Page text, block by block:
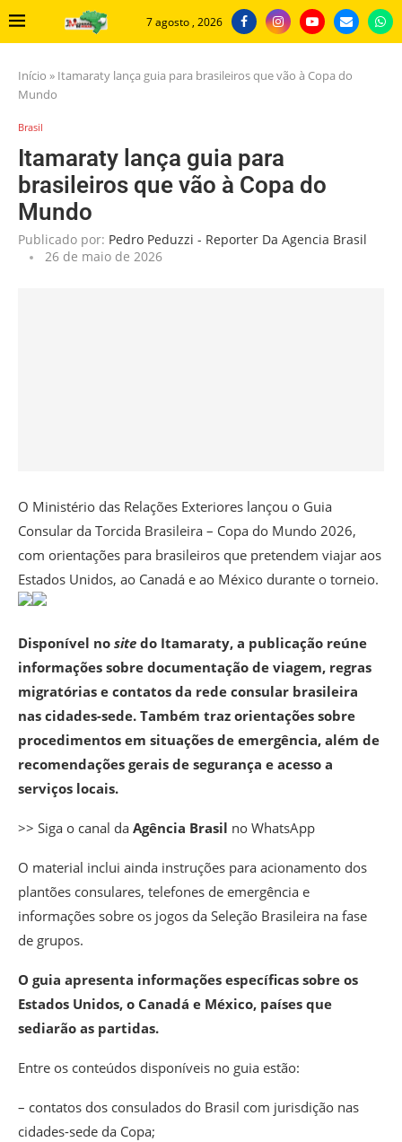
7 agosto , 2026
Início » Itamaraty lança guia para brasileiros que vão à Copa do
Mundo
Brasil
Itamaraty lança guia para
brasileiros que vão à Copa do
Mundo
Publicado por: Pedro Peduzzi - Reporter Da Agencia Brasil
26 de maio de 2026
O Ministério das Relações Exteriores lançou o Guia
Consular da Torcida Brasileira – Copa do Mundo 2026,
com orientações para brasileiros que pretendem viajar aos
Estados Unidos, ao Canadá e ao México durante o torneio.
Disponível no site do Itamaraty, a publicação reúne
informações sobre documentação de viagem, regras
migratórias e contatos da rede consular brasileira
nas cidades-sede. Também traz orientações sobre
procedimentos em situações de emergência, além de
recomendações gerais de segurança e acesso a
serviços locais.
>> Siga o canal da Agência Brasil no WhatsApp
O material inclui ainda instruções para acionamento dos
plantões consulares, telefones de emergência e
informações sobre os jogos da Seleção Brasileira na fase
de grupos.
O guia apresenta informações específicas sobre os
Estados Unidos, o Canadá e México, países que
sediarão as partidas.
Entre os conteúdos disponíveis no guia estão:
– contatos dos consulados do Brasil com jurisdição nas
cidades-sede da Copa;